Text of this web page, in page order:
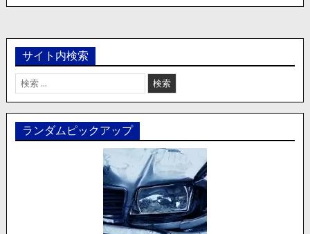
サイト内検索
検
索:
ランダムピックアップ